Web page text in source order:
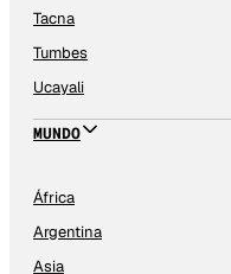
Tacna
Tumbes
Ucayali
MUNDO
África
Argentina
Asia